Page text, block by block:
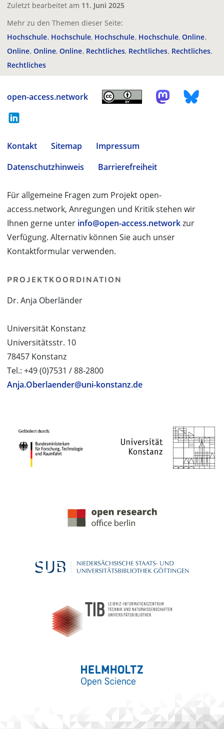
Zuletzt bearbeitet am 11. Juni 2025
Mehr zu den Themen dieser Seite:
Hochschule Hochschule Hochschule Hochschule Online
Online Online Online Rechtliches Rechtliches Rechtliches
Rechtliches
open-access.network
Kontakt Sitemap
Impressum
Datenschutzhinweis
Barrierefreiheit
Für allgemeine Fragen zum Projekt open-
access.network, Anregungen und Kritik stehen wir
Ihnen gerne unter info@open-access.networkzur
Verfügung. Alternativ können Sie auch unser
Kontaktformular verwenden.
PROJEKTKOORDINATION
Dr. Anja Oberländer
Universität Konstanz
Universitätsstr. 10
78457 Konstanz
Tel.: +49 (0)7531 / 88-2800
Anja.Oberlaender@uni-konstanz.de